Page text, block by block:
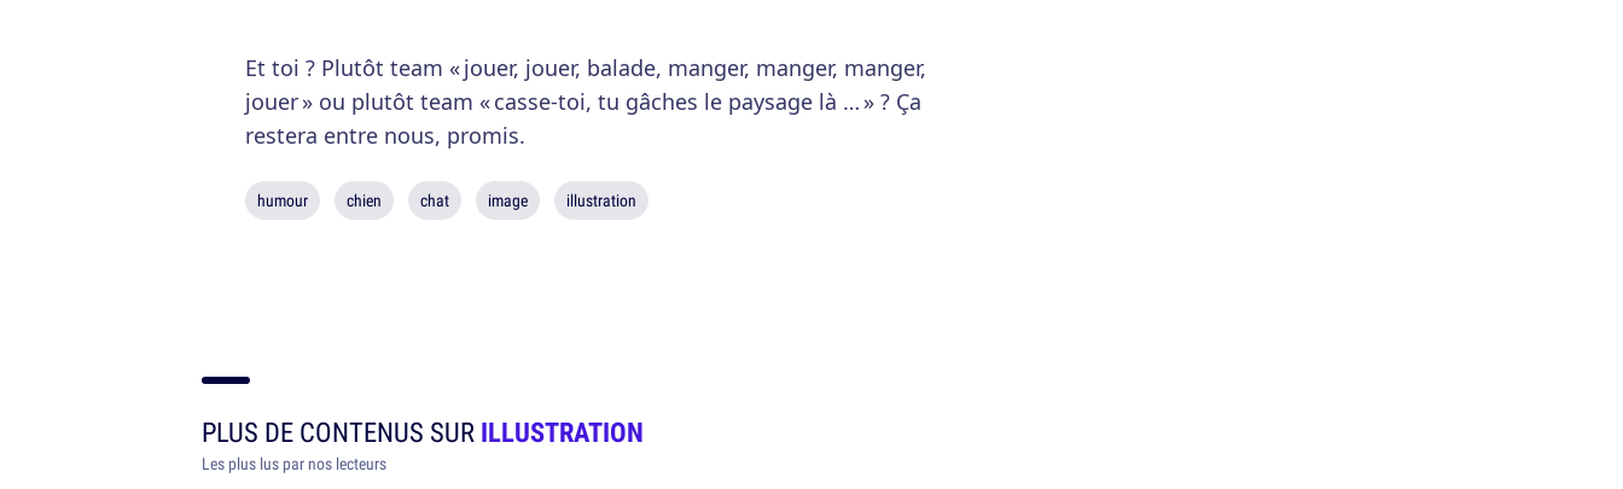
Et toi ? Plutôt team « jouer, jouer, balade, manger, manger, manger,
jouer » ou plutôt team « casse-toi, tu gâches le paysage là … » ? Ça
restera entre nous, promis.
humour chien chat image illustration
PLUS DE CONTENUS SURILLUSTRATION
Les plus lus par nos lecteurs